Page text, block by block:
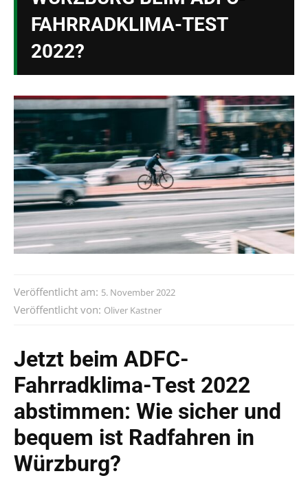
FAHRRADKLIMA-TEST
2022?
Veröffentlicht am: 5. November 2022
Veröffentlicht von: Oliver Kastner
Jetzt beim ADFC-
Fahrradklima-Test 2022
abstimmen: Wie sicher und
bequem ist Radfahren in
Würzburg?